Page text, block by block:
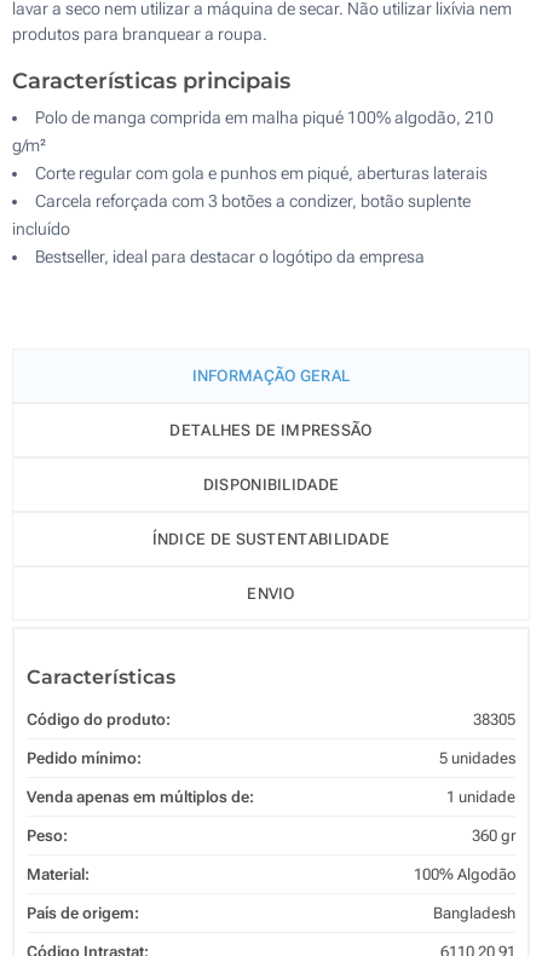
lavar a seco nem utilizar a máquina de secar. Não utilizar lixívia nem
produtos para branquear a roupa.
Características principais
Polo de manga comprida em malha piqué 100% algodão, 210
g/m²
Corte regular com gola e punhos em piqué, aberturas laterais
Carcela reforçada com 3 botões a condizer, botão suplente
incluído
Bestseller, ideal para destacar o logótipo da empresa
INFORMAÇÃO GERAL
DETALHES DE IMPRESSÃO
DISPONIBILIDADE
ÍNDICE DE SUSTENTABILIDADE
ENVIO
Características
Código do produto: 38305
Pedido mínimo: 5 unidades
Venda apenas em múltiplos de: 1 unidade
Peso: 360 gr
Material: 100% Algodão
País de origem: Bangladesh
Código Intrastat: 6110 20 91